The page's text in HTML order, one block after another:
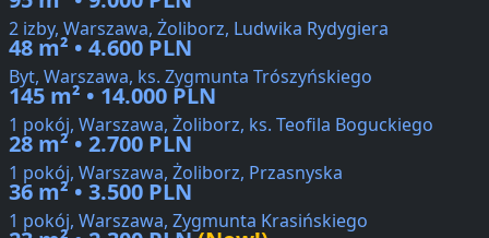
2 izby, Warszawa, Żoliborz, Ludwika Rydygiera
48 m² • 4.600 PLN
Byt, Warszawa, ks. Zygmunta Trószyńskiego
145 m² • 14.000 PLN
1 pokój, Warszawa, Żoliborz, ks. Teofila Boguckiego
28 m² • 2.700 PLN
1 pokój, Warszawa, Żoliborz, Przasnyska
36 m² • 3.500 PLN
1 pokój, Warszawa, Zygmunta Krasińskiego